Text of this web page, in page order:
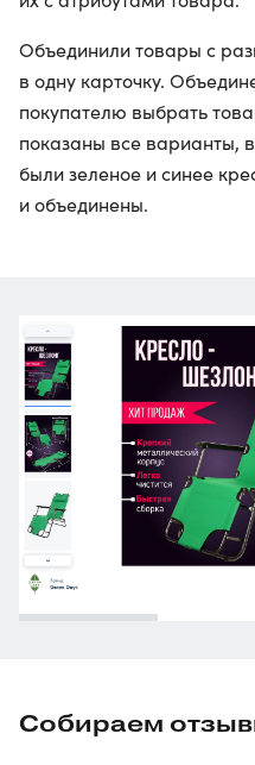
Объединили товары с
в одну карточку.
покупателю выбрать
показаны все варианты,
были зеленое и синее
и объединены.
Собираем